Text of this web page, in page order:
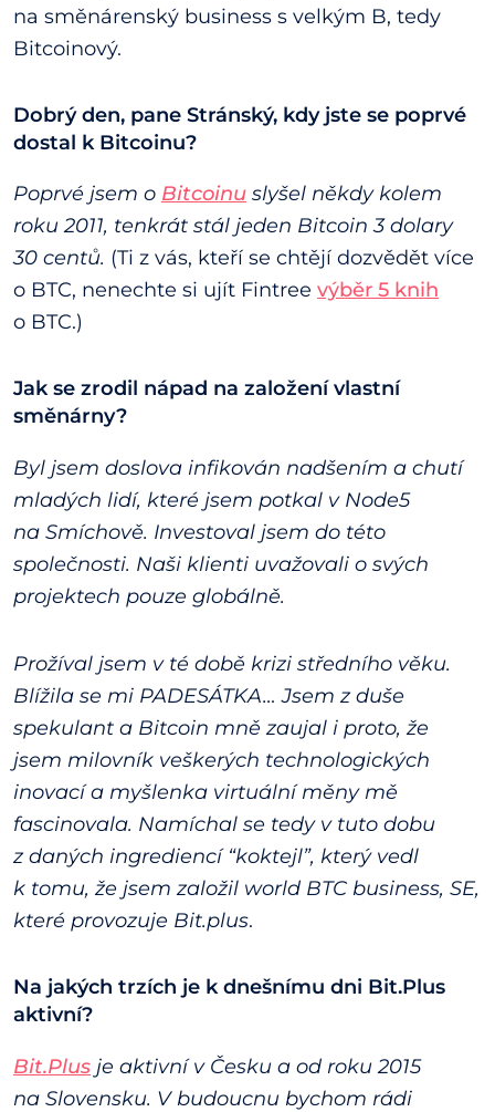
na směnárenský business s velkým B, tedy
Bitcoinový.
Dobrý den, pane Stránský, kdy jste se poprvé
dostal k Bitcoinu?
Poprvé jsem o Bitcoinu slyšel někdy kolem
roku 2011, tenkrát stál jeden Bitcoin 3 dolary
30 centů. (Ti z vás, kteří se chtějí dozvědět více
o BTC, nenechte si ujít Fintree výběr 5 knih
o BTC.)
Jak se zrodil nápad na založení vlastní
směnárny?
Byl jsem doslova infikován nadšením a chutí
mladých lidí, které jsem potkal v Node5
na Smíchově. Investoval jsem do této
společnosti. Naši klienti uvažovali o svých
projektech pouze globálně.
Prožíval jsem v té době krizi středního věku.
Blížila se mi PADESÁTKA… Jsem z duše
spekulant a Bitcoin mně zaujal i proto, že
jsem milovník veškerých technologických
inovací a myšlenka virtuální měny mě
fascinovala. Namíchal se tedy v tuto dobu
z daných ingrediencí “koktejl”, který vedl
k tomu, že jsem založil world BTC business, SE,
které provozuje Bit.plus.
Na jakých trzích je k dnešnímu dni Bit.Plus
aktivní?
Bit.Plus je aktivní v Česku a od roku 2015
na Slovensku. V budoucnu bychom rádi